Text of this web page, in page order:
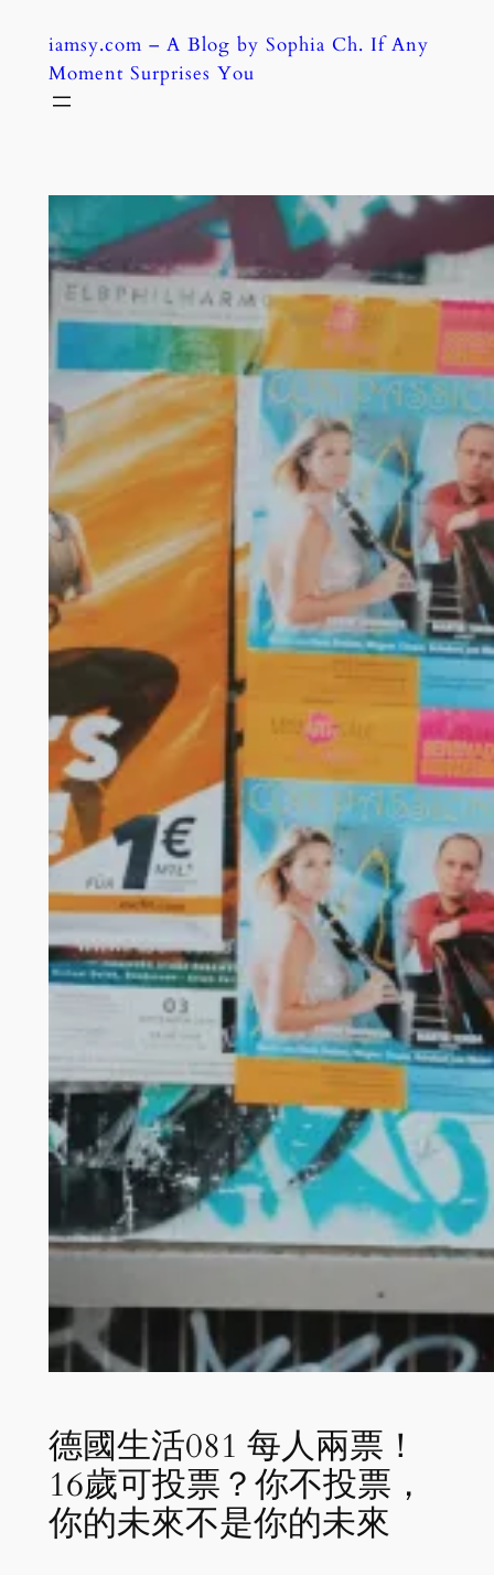
content
iamsy.com – A Blog by Sophia Ch. If Any
Moment Surprises You
德國生活081 每人兩票！
16歲可投票？你不投票，
你的未來不是你的未來